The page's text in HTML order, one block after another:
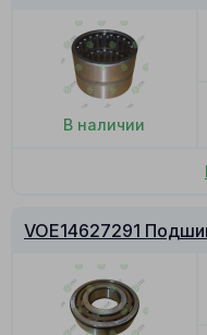
В наличии
VOE14627291